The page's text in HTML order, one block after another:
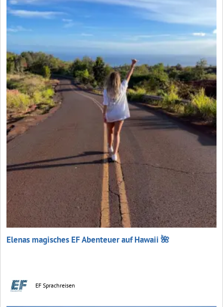
Elenas magisches EF Abenteuer auf Hawaii 🌺
EF Sprachreisen